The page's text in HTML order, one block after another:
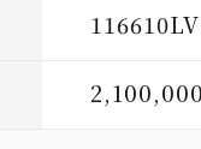
116610LV